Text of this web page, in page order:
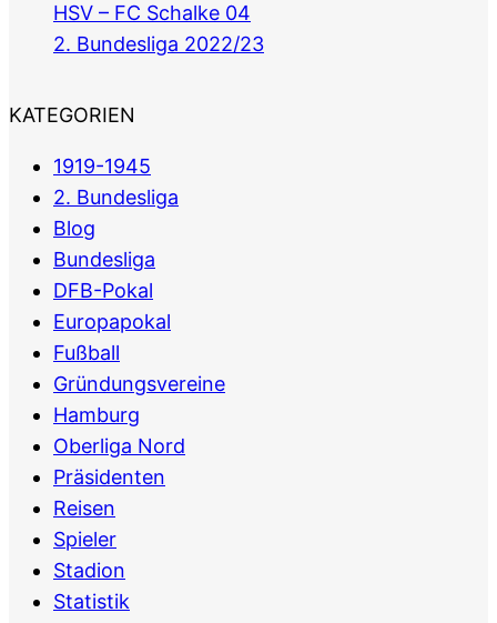
HSV – FC Schalke 04
2. Bundesliga 2022/23
KATEGORIEN
1919-1945
2. Bundesliga
Blog
Bundesliga
DFB-Pokal
Europapokal
Fußball
Gründungsvereine
Hamburg
Oberliga Nord
Präsidenten
Reisen
Spieler
Stadion
Statistik